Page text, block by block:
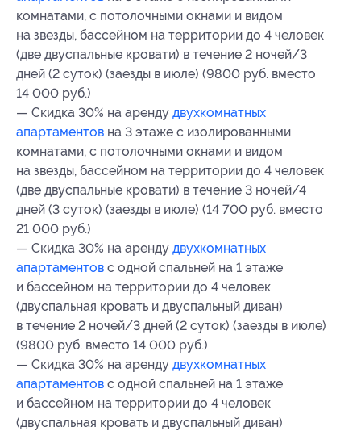
комнатами, с потолочными окнами и видом
на звезды, бассейном на территории до 4 человек
(две двуспальные кровати) в течение 2 ночей/3
дней (2 суток) (заезды в июле) (9800 руб. вместо
14 000 руб.)
— Скидка 30% на аренду двухкомнатных
апартаментов на 3 этаже с изолированными
комнатами, с потолочными окнами и видом
на звезды, бассейном на территории до 4 человек
(две двуспальные кровати) в течение 3 ночей/4
дней (3 суток) (заезды в июле) (14 700 руб. вместо
21 000 руб.)
— Скидка 30% на аренду двухкомнатных
апартаментов с одной спальней на 1 этаже
и бассейном на территории до 4 человек
(двуспальная кровать и двуспальный диван)
в течение 2 ночей/3 дней (2 суток) (заезды в июле)
(9800 руб. вместо 14 000 руб.)
— Скидка 30% на аренду двухкомнатных
апартаментов с одной спальней на 1 этаже
и бассейном на территории до 4 человек
(двуспальная кровать и двуспальный диван)